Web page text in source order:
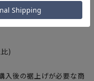
ゴムが窮屈感を解消。
ット感に優れ、はき心地
)
入後の裾上げが必要な商